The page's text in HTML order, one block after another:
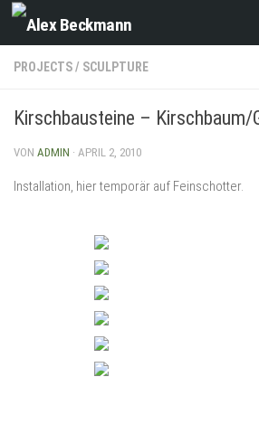
Zum Inhalt springen
PROJECTS/ SCULPTURE
Kirschbausteine – Kirschbaum/
VON ADMIN · APRIL 2, 2010
Installation, hier temporär auf Feinschotter.